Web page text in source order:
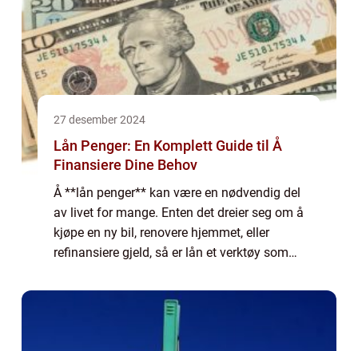
27 desember 2024
Lån Penger: En Komplett Guide til Å
Finansiere Dine Behov
Å **lån penger** kan være en nødvendig del
av livet for mange. Enten det dreier seg om å
kjøpe en ny bil, renovere hjemmet, eller
refinansiere gjeld, så er lån et verktøy som